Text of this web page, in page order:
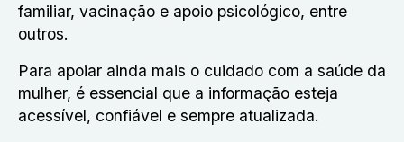
familiar, vacinação e apoio psicológico, entre
outros.
Para apoiar ainda mais o cuidado com a saúde da
mulher, é essencial que a informação esteja
acessível, confiável e sempre atualizada.